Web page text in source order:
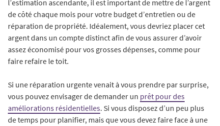
l’estimation ascendante, il est important de mettre de l’argent
de côté chaque mois pour votre budget d’entretien ou de
réparation de propriété. Idéalement, vous devriez placer cet
argent dans un compte distinct afin de vous assurer d’avoir
assez économisé pour vos grosses dépenses, comme pour
faire refaire le toit.
Si une réparation urgente venait à vous prendre par surprise,
vous pouvez envisager de demander un prêt pour des
améliorations résidentielles. Si vous disposez d’un peu plus
de temps pour planifier, mais que vous devez faire face à une